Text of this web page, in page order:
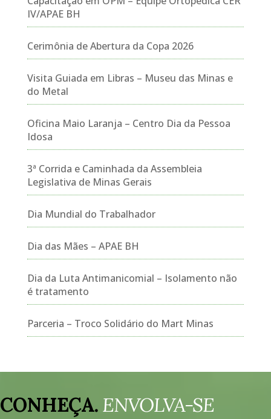
IV/APAE BH
Cerimônia de Abertura da Copa 2026
Visita Guiada em Libras – Museu das Minas e
do Metal
Oficina Maio Laranja – Centro Dia da Pessoa
Idosa
3ª Corrida e Caminhada da Assembleia
Legislativa de Minas Gerais
Dia Mundial do Trabalhador
Dia das Mães – APAE BH
Dia da Luta Antimanicomial – Isolamento não
é tratamento
Parceria – Troco Solidário do Mart Minas
de
vídeo
CONHEÇA.ENVOLVA-SE